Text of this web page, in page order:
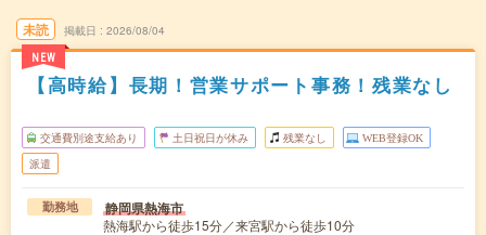
未読
NEW
掲載日 2026/08/04
【高時給】長期！営業サポート事務！残業なし
交通費別途支給あり 土日祝日が休み 残業なし WEB登録OK
派遣
勤務地 静岡県熱海市
熱海駅から徒歩15分／来宮駅から徒歩10分